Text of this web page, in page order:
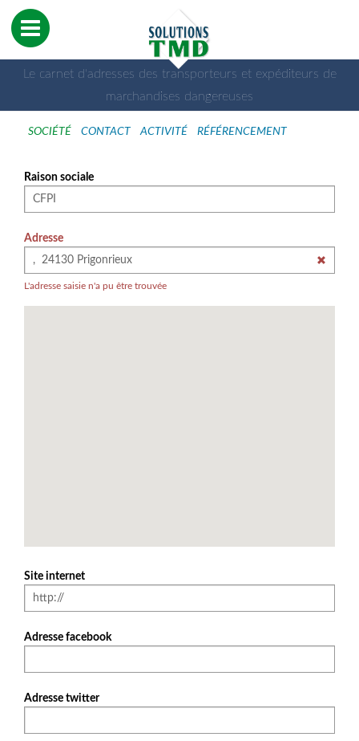
Le carnet d'adresses des transporteurs et expéditeurs de
marchandises dangereuses
SOCIÉTÉ CONTACT ACTIVITÉ RÉFÉRENCEMENT
Raison sociale
Adresse
L'adresse saisie n'a pu être trouvée
Site internet
Adresse facebook
Adresse twitter